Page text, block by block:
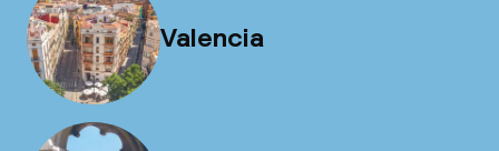
Valencia